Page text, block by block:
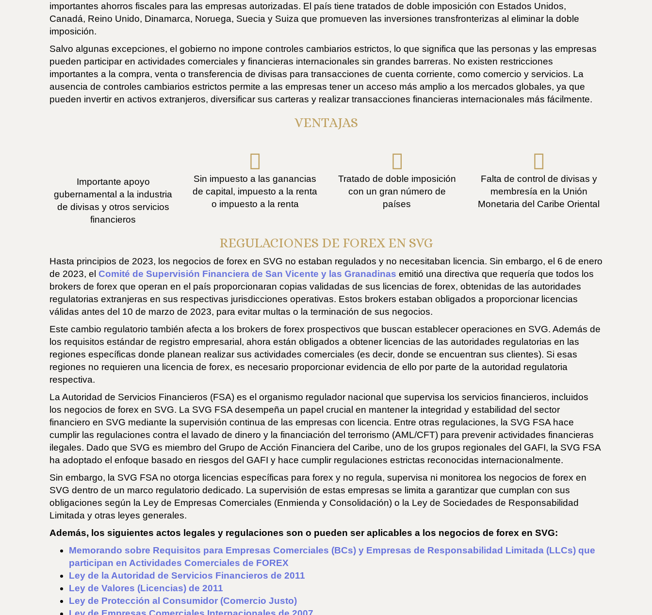
importantes ahorros fiscales para las empresas autorizadas. El país tiene tratados de doble imposición con Estados Unidos,
Canadá, Reino Unido, Dinamarca, Noruega, Suecia y Suiza que promueven las inversiones transfronterizas al eliminar la doble
imposición.
Salvo algunas excepciones, el gobierno no impone controles cambiarios estrictos, lo que significa que las personas y las empresas
pueden participar en actividades comerciales y financieras internacionales sin grandes barreras. No existen restricciones
importantes a la compra, venta o transferencia de divisas para transacciones de cuenta corriente, como comercio y servicios. La
ausencia de controles cambiarios estrictos permite a las empresas tener un acceso más amplio a los mercados globales, ya que
pueden invertir en activos extranjeros, diversificar sus carteras y realizar transacciones financieras internacionales más fácilmente.
VENTAJAS
Importante apoyo
gubernamental a la industria
de divisas y otros servicios
financieros
Sin impuesto a las ganancias
de capital, impuesto a la renta
o impuesto a la renta
Tratado de doble imposición
con un gran número de
países
Falta de control de divisas y
membresía en la Unión
Monetaria del Caribe Oriental
REGULACIONES DE FOREX EN SVG
Hasta principios de 2023, los negocios de forex en SVG no estaban regulados y no necesitaban licencia. Sin embargo, el 6 de enero
de 2023, el Comité de Supervisión Financiera de San Vicente y las Granadinas emitió una directiva que requería que todos los
brokers de forex que operan en el país proporcionaran copias validadas de sus licencias de forex, obtenidas de las autoridades
regulatorias extranjeras en sus respectivas jurisdicciones operativas. Estos brokers estaban obligados a proporcionar licencias
válidas antes del 10 de marzo de 2023, para evitar multas o la terminación de sus negocios.
Este cambio regulatorio también afecta a los brokers de forex prospectivos que buscan establecer operaciones en SVG. Además de
los requisitos estándar de registro empresarial, ahora están obligados a obtener licencias de las autoridades regulatorias en las
regiones específicas donde planean realizar sus actividades comerciales (es decir, donde se encuentran sus clientes). Si esas
regiones no requieren una licencia de forex, es necesario proporcionar evidencia de ello por parte de la autoridad regulatoria
respectiva.
La Autoridad de Servicios Financieros (FSA) es el organismo regulador nacional que supervisa los servicios financieros, incluidos
los negocios de forex en SVG. La SVG FSA desempeña un papel crucial en mantener la integridad y estabilidad del sector
financiero en SVG mediante la supervisión continua de las empresas con licencia. Entre otras regulaciones, la SVG FSA hace
cumplir las regulaciones contra el lavado de dinero y la financiación del terrorismo (AML/CFT) para prevenir actividades financieras
ilegales. Dado que SVG es miembro del Grupo de Acción Financiera del Caribe, uno de los grupos regionales del GAFI, la SVG FSA
ha adoptado el enfoque basado en riesgos del GAFI y hace cumplir regulaciones estrictas reconocidas internacionalmente.
Sin embargo, la SVG FSA no otorga licencias específicas para forex y no regula, supervisa ni monitorea los negocios de forex en
SVG dentro de un marco regulatorio dedicado. La supervisión de estas empresas se limita a garantizar que cumplan con sus
obligaciones según la Ley de Empresas Comerciales (Enmienda y Consolidación) o la Ley de Sociedades de Responsabilidad
Limitada y otras leyes generales.
Además, los siguientes actos legales y regulaciones son o pueden ser aplicables a los negocios de forex en SVG:
Memorando sobre Requisitos para Empresas Comerciales (BCs) y Empresas de Responsabilidad Limitada (LLCs) que
participan en Actividades Comerciales de FOREX
Ley de la Autoridad de Servicios Financieros de 2011
Ley de Valores (Licencias) de 2011
Ley de Protección al Consumidor (Comercio Justo)